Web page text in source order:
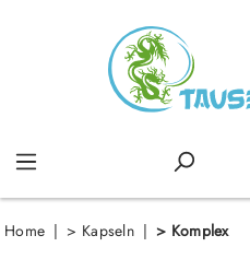
Home > Kapseln > Komplex